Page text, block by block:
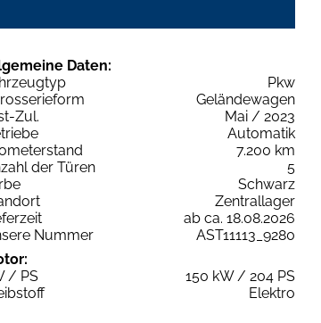
Daten:
Pkw
Geländewagen
Zul.
Mai / 2023
Automatik
7.200 km
der Türen
5
Schwarz
Zentrallager
ab ca. 18.08.2026
Nummer
AST11113_9280
/ PS
150 kW / 204 PS
Elektro